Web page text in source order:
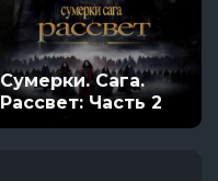
Сумерки. Сага.
Рассвет: Часть 2